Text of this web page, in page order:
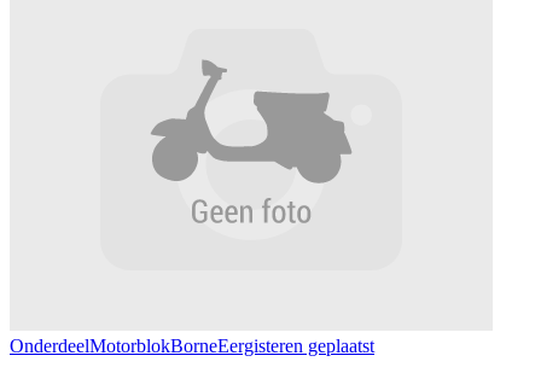
OnderdeelMotorblokBorneEergisteren geplaatst